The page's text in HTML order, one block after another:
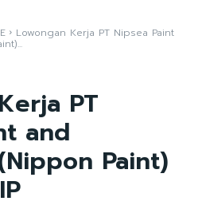
Lowongan Kerja PT Nipsea Paint
PT
and
Paint)